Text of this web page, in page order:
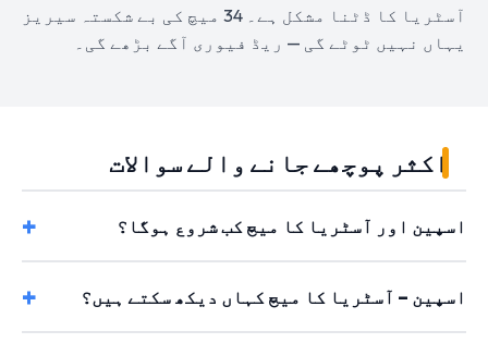
آسٹریا کا ڈٹنا مشکل ہے۔ 34 میچ کی بے شکستہ سیریز
یہاں نہیں ٹوٹے گی — ریڈ فیوری آگے بڑھے گی۔
اکثر پوچھے جانے والے سوالات
اسپین اور آسٹریا کا میچ کب شروع ہوگا؟
اسپین – آسٹریا کا میچ کہاں دیکھ سکتے ہیں؟